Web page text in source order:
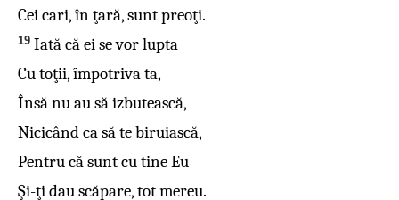
Cei cari, în ţară, sunt preoţi.
19 Iată că ei se vor lupta
Cu toţii, împotriva ta,
Însă nu au să izbutească,
Nicicând ca să te biruiască,
Pentru că sunt cu tine Eu
Şi-ţi dau scăpare, tot mereu.